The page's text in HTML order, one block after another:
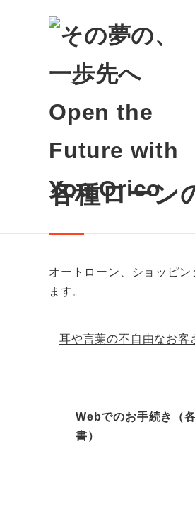
各種ローン
オートローン、ショッピ
ます。
耳や言葉の不自由なお客
Webでのお手続き（
書）